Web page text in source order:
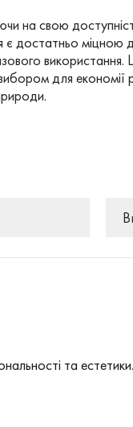
на свою
є достатньо міцною
використання.
для економії
та